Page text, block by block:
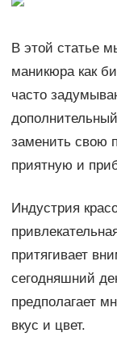
В этой статье
маникюра как
часто
заменить свою
приятную и
Индустрия
притягивает
сегодняшний
предполагает
вкус и цвет.